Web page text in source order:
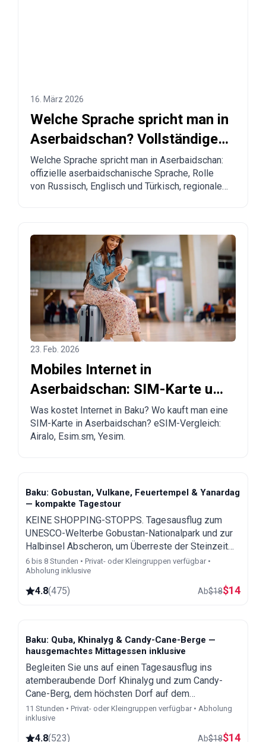
16. März 2026
Welche Sprache spricht man in
Aserbaidschan? Vollständige
Erklärung für Reisende und
Auswanderer
Welche Sprache spricht man in Aserbaidschan:
offizielle aserbaidschanische Sprache, Rolle
von Russisch, Englisch und Türkisch, regionale
23. Feb. 2026
Mobiles Internet in
Aserbaidschan: SIM-Karte und
eSIM in Baku kaufen
Was kostet Internet in Baku? Wo kauft man eine
SIM-Karte in Aserbaidschan? eSIM-Vergleich:
Airalo, Esim.sm, Yesim.
Baku: Gobustan, Vulkane, Feuertempel & Yanardag
— kompakte Tagestour
KEINE SHOPPING-STOPPS. Tagesausflug zum
UNESCO-Welterbe Gobustan-Nationalpark und zur
Halbinsel Abscheron, um Überreste der Steinzeit
und des Zoroastrismus zu entdecken.
6 bis 8 Stunden • Privat- oder Kleingruppen verfügbar •
Abholung inklusive
4.8(475) Ab$18$14
Baku: Quba, Khinalyg & Candy-Cane-Berge —
hausgemachtes Mittagessen inklusive
Begleiten Sie uns auf einen Tagesausflug ins
atemberaubende Dorf Khinalyg und zum Candy-
Cane-Berg, dem höchsten Dorf auf dem
europäischen Kontinent, und genießen Sie
unglaubliche Ausblicke und ein köstliches
hausgemachtes Mittagessen.
11 Stunden • Privat- oder Kleingruppen verfügbar • Abholung
inklusive
4.8(523) Ab$18$14